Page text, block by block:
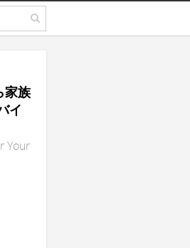
家族
イ
Your